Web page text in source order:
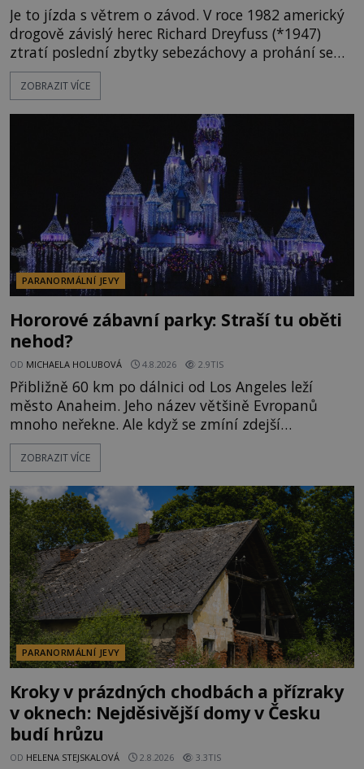
Je to jízda s větrem o závod. V roce 1982 americký
drogově závislý herec Richard Dreyfuss (*1947)
ztratí poslední zbytky sebezáchovy a prohání se
po silnicích ve svém mercedesu jako utržený ze
řetězu. Vše vyvrcholí katastrofou, když to Dreyfuss
následně nalezne schovaný kokain. Tímto
momentem se slavnému
ZOBRAZIT VÍCE
PARANORMÁLNÍ JEVY
Hororové zábavní parky: Straší tu oběti
nehod?
OD MICHAELA HOLUBOVÁ 4.8.2026 2.9TIS
Přibližně 60 km po dálnici od Los Angeles leží
město Anaheim. Jeho název většině Evropanů
mnoho neřekne. Ale když se zmíní zdejší
Disneyland, je hned jasno. Zábavní park vyroste na
poklidném místě bývalého sadu pomerančovníků.
kolem 17 000 000 zábavychtivých lidí ročně. A ač je
velká snaha to utajit, někteří z
ZOBRAZIT VÍCE
PARANORMÁLNÍ JEVY
Kroky v prázdných chodbách a přízraky
v oknech: Nejděsivější domy v Česku
budí hrůzu
OD HELENA STEJSKALOVÁ 2.8.2026 3.3TIS